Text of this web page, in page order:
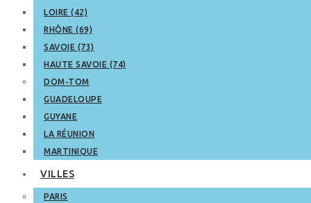
LOIRE (42)
RHÔNE (69)
SAVOIE (73)
HAUTE SAVOIE (74)
DOM-TOM
GUADELOUPE
GUYANE
LA RÉUNION
MARTINIQUE
VILLES
PARIS